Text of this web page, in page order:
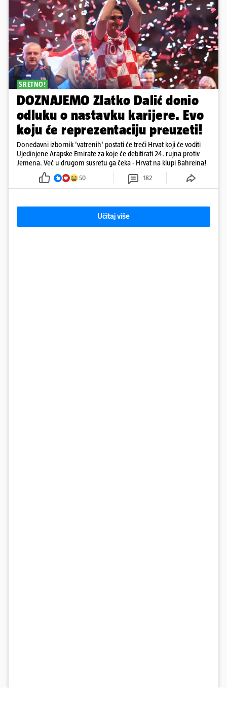
SRETNO!
DOZNAJEMO Zlatko Dalić donio
odluku o nastavku karijere. Evo
koju će reprezentaciju preuzeti!
Donedavni izbornik 'vatrenih' postati će treći Hrvat koji će voditi
Ujedinjene Arapske Emirate za koje će debitirati 24. rujna protiv
Jemena. Već u drugom susretu ga čeka - Hrvat na klupi Bahreina!
50 182
Učitaj više